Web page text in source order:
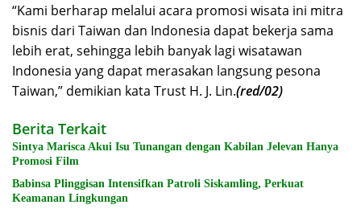
“Kami berharap melalui acara promosi wisata ini mitra
bisnis dari Taiwan dan Indonesia dapat bekerja sama
lebih erat, sehingga lebih banyak lagi wisatawan
Indonesia yang dapat merasakan langsung pesona
Taiwan,” demikian kata Trust H. J. Lin.(red/02)
Berita Terkait
Sintya Marisca Akui Isu Tunangan dengan Kabilan Jelevan Hanya
Promosi Film
Babinsa Plinggisan Intensifkan Patroli Siskamling, Perkuat
Keamanan Lingkungan